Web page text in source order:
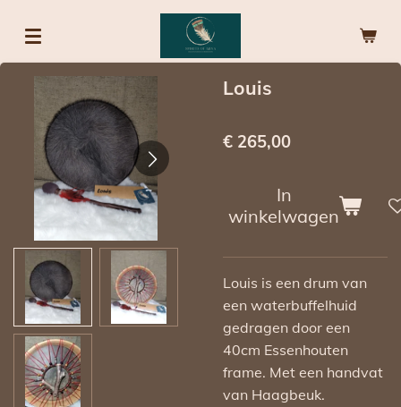
direct
naar
hoofdinhoud
Louis
€ 265,00
In
winkelwagen
Louis is een drum van
een waterbuffelhuid
gedragen door een
40cm Essenhouten
frame. Met een handvat
van Haagbeuk.